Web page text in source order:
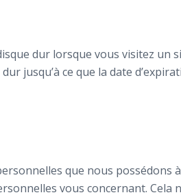
dur lorsque vous visitez un
jusqu’à ce que la date
que nous possédons
vous concernant. Cela